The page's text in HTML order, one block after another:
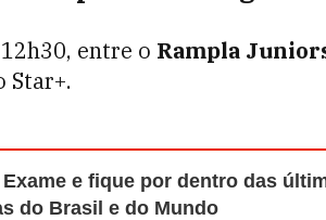
entre o Rampla
Star+.
Exame e fique por dentro das
do Brasil e do Mundo